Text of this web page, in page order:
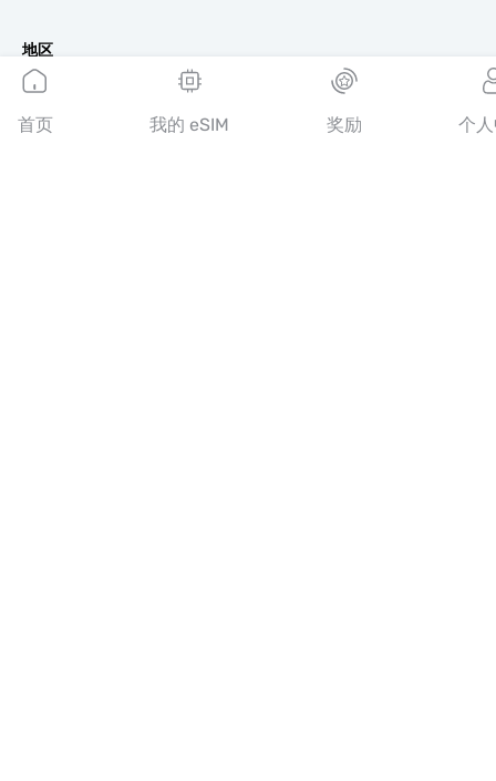
地区
欧洲 eSIM
亚洲 eSIM
首页 我的 eSIM 奖励 个